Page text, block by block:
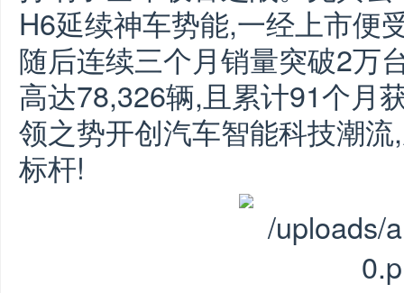
H6延续神车势能,一经上市便
随后连续三个月销量突破2万
高达78,326辆,且累计91个月
领之势开创汽车智能科技潮
标杆!